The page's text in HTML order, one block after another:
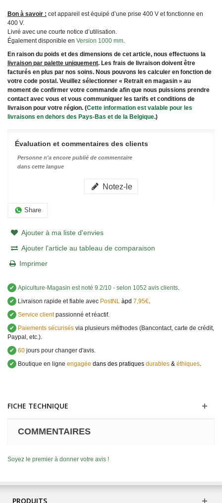
Bon à savoir : cet appareil est équipé d’une prise 400 V et fonctionne en
400 V.
Livré avec une courte notice d’utilisation.
Également disponible en Version 1000 mm
En raison du poids et des dimensions de cet article, nous effectuons la
livraison par palette uniquement. Les frais de livraison doivent être
facturés en plus par nos soins. Nous pouvons les calculer en fonction de
votre code postal. Veuillez sélectionner « Retrait en magasin » au
moment de confirmer votre commande afin que nous puissions prendre
contact avec vous et vous communiquer les tarifs et conditions de
livraison pour votre région. (Cette information est valable pour les
livraisons en dehors des Pays-Bas et de la Belgique.)
Évaluation et commentaires des clients
Personne n'a encore publié de commentaire
dans cette langue
Notez-le
Share
Ajouter à ma liste d'envies
Ajouter l'article au tableau de comparaison
Imprimer
✔ Apiculture-Magasin est noté 9.2/10 - selon 1052 avis clients
✔
Livraison rapide et fiable avec PostNL àpd 7,95€
✔ Service clientpassionné et réactif.
✔
Paiements sécurisés via plusieurs méthodes (Bancontact, carte de crédit,
Paypal, etc.).
✔ 60 jours pour changer d'avis.
✔
Boutique en ligne engagée dans des pratiques durables & éthiques
FICHE TECHNIQUE
COMMENTAIRES
Soyez le premier à donner votre avis !
PRODUITS